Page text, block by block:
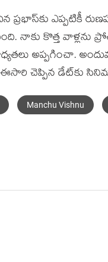
ప్రభాస్‌కు ఎప్పటికీ
కొత్త వాళ్లను
అప్పగించా.
చెప్పిన డేట్‌కు
Manchu Vishnu